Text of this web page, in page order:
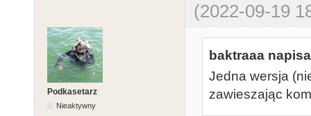
(2022-09-19
Podkasetarz
Nieaktywny
baktraaa
Jedna wersja
zawieszając